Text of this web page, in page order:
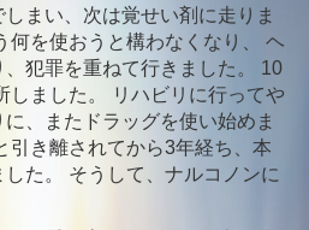
まい、次は覚せい剤に走りま
何を使おうと構わなくなり、 ヘ
犯罪を重ねて行きました。 10
しました。 リハビリに行ってや
、またドラッグを使い始めま
引き離されてから3年経ち、本
た。 そうして、ナルコノンに